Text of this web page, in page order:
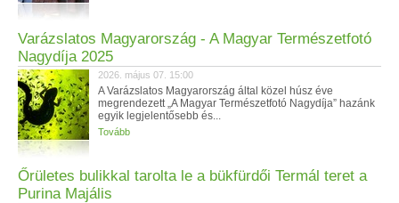
Varázslatos Magyarország - A Magyar Természetfotó
Nagydíja 2025
2026. május 07. 15:00
A Varázslatos Magyarország által közel húsz éve
megrendezett „A Magyar Természetfotó Nagydíja” hazánk
egyik legjelentősebb és...
Tovább
Őrületes bulikkal tarolta le a bükfürdői Termál teret a
Purina Majális